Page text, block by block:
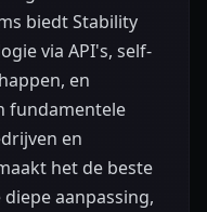
biedt Stability
via API's, self-
en
fundamentele
en
het de beste
aanpassing,